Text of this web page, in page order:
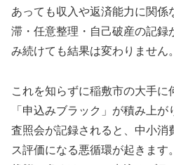
あっても収入や返済能力に関係
滞・任意整理・自己破産の記録
み続けても結果は変わりません。
これを知らずに稲敷市の大手に
「申込みブラック」が積み上
査照会が記録されると、中小消
ス評価になる悪循環が起きます